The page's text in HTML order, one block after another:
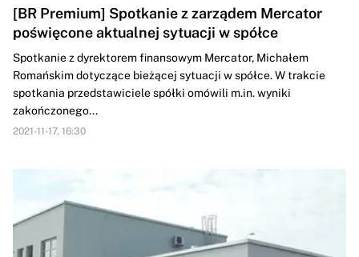
[BR Premium] Spotkanie z zarządem Mercator
poświęcone aktualnej sytuacji w spółce
Spotkanie z dyrektorem finansowym Mercator, Michałem
Romańskim dotyczące bieżącej sytuacji w spółce. W trakcie
spotkania przedstawiciele spółki omówili m.in. wyniki
zakończonego...
2021-11-17, 16:30